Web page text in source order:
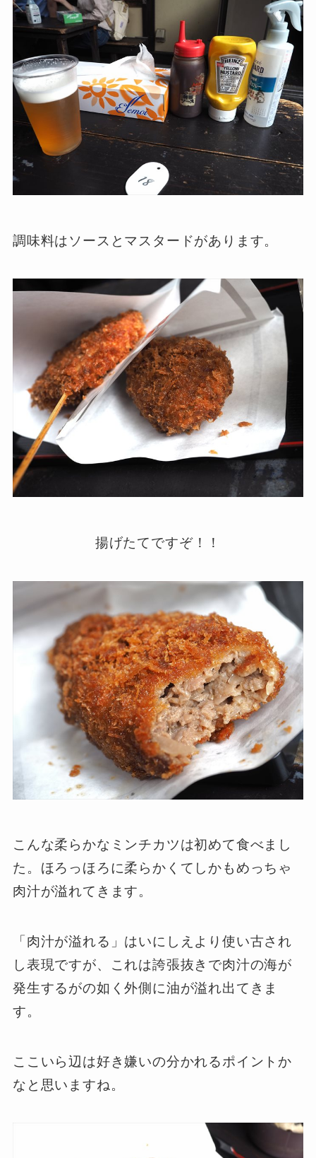
調味料はソースとマスタードがあります。
揚げたてですぞ！！
こんな柔らかなミンチカツは初めて食べまし
た。ほろっほろに柔らかくてしかもめっちゃ
肉汁が溢れてきます。
「肉汁が溢れる」はいにしえより使い古され
し表現ですが、これは誇張抜きで肉汁の海が
発生するがの如く外側に油が溢れ出てきま
す。
ここいら辺は好き嫌いの分かれるポイントか
なと思いますね。